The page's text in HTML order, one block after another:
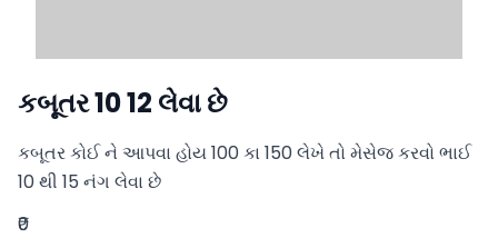
કબૂતર 10 12 લેવા છે
કબૂતર કોઈ ને આપવા હોય 100 કા 150 લેખે તો મેસેજ કરવો ભાઈ
10 થી 15 નંગ લેવા છે
₹0